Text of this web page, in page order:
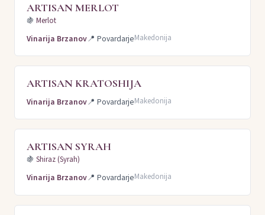
ARTISAN MERLOT
🍇 Merlot
Vinarija Brzanov📍 PovardarjeMakedonija
ARTISAN KRATOSHIJA
Vinarija Brzanov📍 PovardarjeMakedonija
ARTISAN SYRAH
🍇 Shiraz (Syrah)
Vinarija Brzanov📍 PovardarjeMakedonija